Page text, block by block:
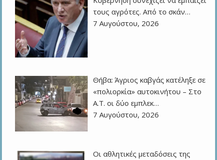
τους αγρότες. Από το σκάν…
7 Αυγούστου, 2026
Θήβα: Άγριος καβγάς κατέληξε σε
«πολιορκία» αυτοκινήτου – Στο
Α.Τ. οι δύο εμπλεκ…
7 Αυγούστου, 2026
Οι αθλητικές μεταδόσεις της